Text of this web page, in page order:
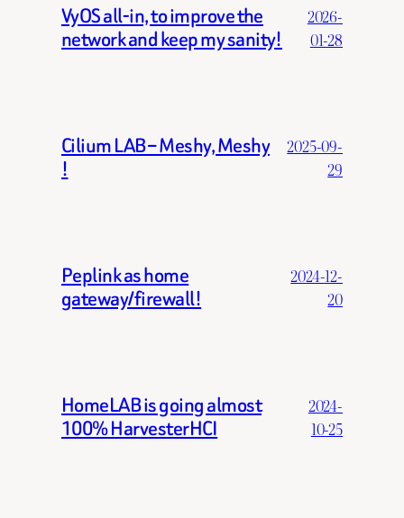
VyOS all-in, to improve the
network and keep my sanity!
2026-
01-28
Cilium LAB – Meshy, Meshy
!
2025-09-
29
Peplink as home
gateway/firewall!
2024-12-
20
HomeLAB is going almost
100% HarvesterHCI
2024-
10-25